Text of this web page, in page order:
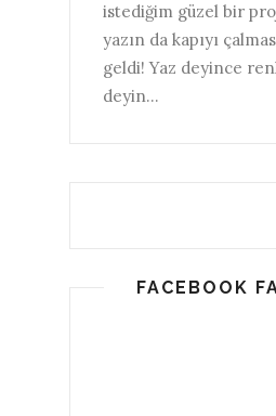
istediğim güzel bir
yazın da kapıyı
geldi! Yaz deyince
deyin...
FACEBOOK